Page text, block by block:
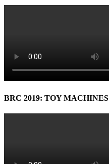
BRC 2019: TOY MACHINES